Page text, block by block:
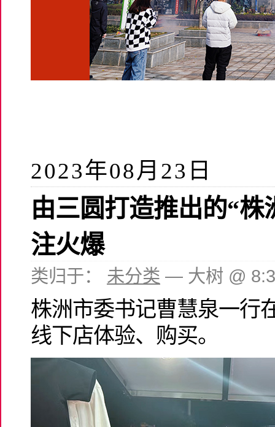
2023年08月23日
由三圆打造推出的“株
注火爆
类归于： 未分类 — 大树 @
株洲市委书记曹慧泉一行
线下店体验、购买。